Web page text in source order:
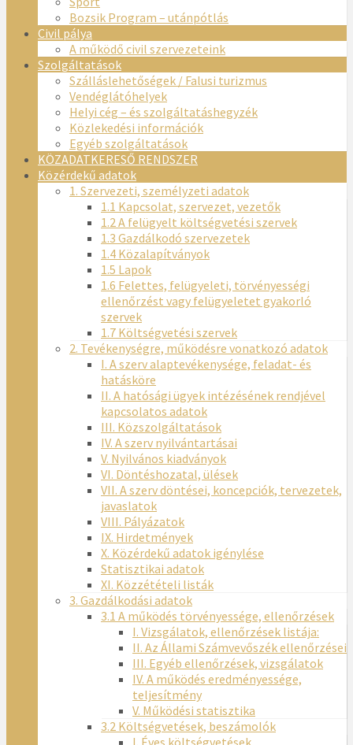
Bozsik Program – utánpótlás
Civil pálya
A működő civil szervezeteink
Szolgáltatások
Szálláslehetőségek / Falusi turizmus
Vendéglátóhelyek
Helyi cég – és szolgáltatáshegyzék
Közlekedési információk
Egyéb szolgáltatások
KÖZADATKERESŐ RENDSZER
Közérdekű adatok
1. Szervezeti, személyzeti adatok
1.1 Kapcsolat, szervezet, vezetők
1.2 A felügyelt költségvetési szervek
1.3 Gazdálkodó szervezetek
1.4 Közalapítványok
1.5 Lapok
1.6 Felettes, felügyeleti, törvényességi
ellenőrzést vagy felügyeletet gyakorló
szervek
1.7 Költségvetési szervek
2. Tevékenységre, működésre vonatkozó adatok
I. A szerv alaptevékenysége, feladat- és
hatásköre
II. A hatósági ügyek intézésének rendjével
kapcsolatos adatok
III. Közszolgáltatások
IV. A szerv nyilvántartásai
V. Nyilvános kiadványok
VI. Döntéshozatal, ülések
VII. A szerv döntései, koncepciók, tervezetek,
javaslatok
VIII. Pályázatok
IX. Hirdetmények
X. Közérdekű adatok igénylése
Statisztikai adatok
XI. Közzétételi listák
3. Gazdálkodási adatok
3.1 A működés törvényessége, ellenőrzések
I. Vizsgálatok, ellenőrzések listája:
II. Az Állami Számvevőszék ellenőrzései
III. Egyéb ellenőrzések, vizsgálatok
IV. A működés eredményessége,
teljesítmény
V. Működési statisztika
3.2 Költségvetések, beszámolók
I. Éves költségvetések